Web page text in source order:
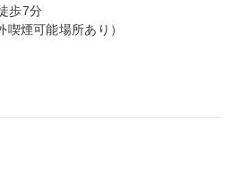
歩7分
煙可能場所あり）